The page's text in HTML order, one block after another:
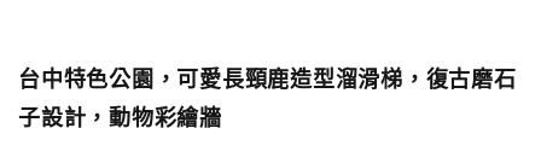
台中特色公園，可愛長頸鹿造型溜滑梯，復古磨石
子設計，動物彩繪牆